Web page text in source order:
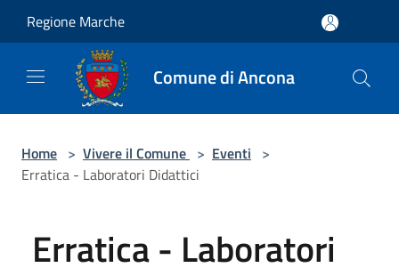
Regione Marche
Comune di Ancona
Home > Vivere il Comune > Eventi >
Erratica - Laboratori Didattici
Erratica - Laboratori